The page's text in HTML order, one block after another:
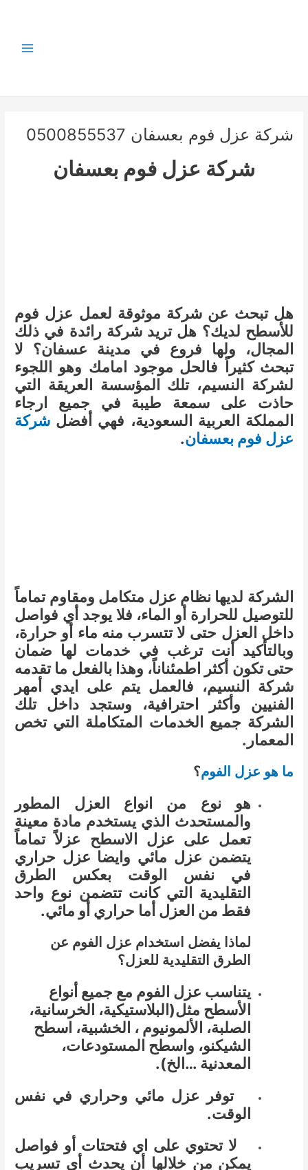
شركة عزل فوم بعسفان 0500855537
شركة عزل فوم بعسفان
هل تبحث عن شركة موثوقة لعمل عزل فوم
للأسطح لديك؟ هل تريد شركة رائدة في ذلك
المجال، ولها فروع في مدينة عسفان؟ لا
تبحث كثيراً فالحل موجود امامك وهو اللجوء
لشركة النسيم، تلك المؤسسة العريقة التي
حاذت على سمعة طيبة في جميع ارجاء
المملكة العربية السعودية، فهي أفضل شركة
عزل فوم بعسفان.
الشركة لديها نظام عزل متكامل ومقاوم تماماً
للتوصيل للحرارة أو الماء، فلا يوجد أي فواصل
داخل العزل حتى لا تتسرب منه ماء أو حرارة،
وبالتأكيد أنت ترغب في خدمات لها ضمان
حتى تكون أكثر اطمئناناً، وهذا بالفعل ما تقدمه
شركة النسيم، فالعمل يتم على ايدي أمهر
الفنيين وأكثر احترافية، وستجد داخل تلك
الشركة جميع الخدمات المتكاملة التي تخص
المعمار.
ما هو عزل الفوم؟
هو نوع من انواع العزل المطور
والمستحدث الذي يستخدم مادة معينة
تعمل على عزل الاسطح عزلاً تماماً
يتضمن عزل مائي وايضا عزل حراري
في نفس الوقت بعكس الطرق
التقليدية التي كانت تتضمن نوع واحد
فقط من العزل أما حراري أو مائي.
لماذا يفضل استخدام عزل الفوم عن
الطرق التقليدية للعزل؟
يتناسب عزل الفوم مع جميع أنواع
الأسطح مثل(البلاستيكية، الخرسانية،
الصلبة، الألمونيوم ، الخشبية، اسطح
الشيكنو، واسطح المستودعات،
المعدنية …الخ).
توفر عزل مائي وحراري في نفس
الوقت.
لا تحتوي على اي فتحتات أو فواصل
يمكن من خلالها أن يحدث أي تسريب